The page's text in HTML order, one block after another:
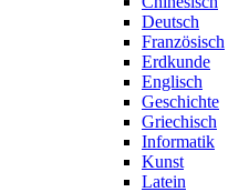
Deutsch
Französisch
Erdkunde
Englisch
Geschichte
Griechisch
Informatik
Kunst
Latein